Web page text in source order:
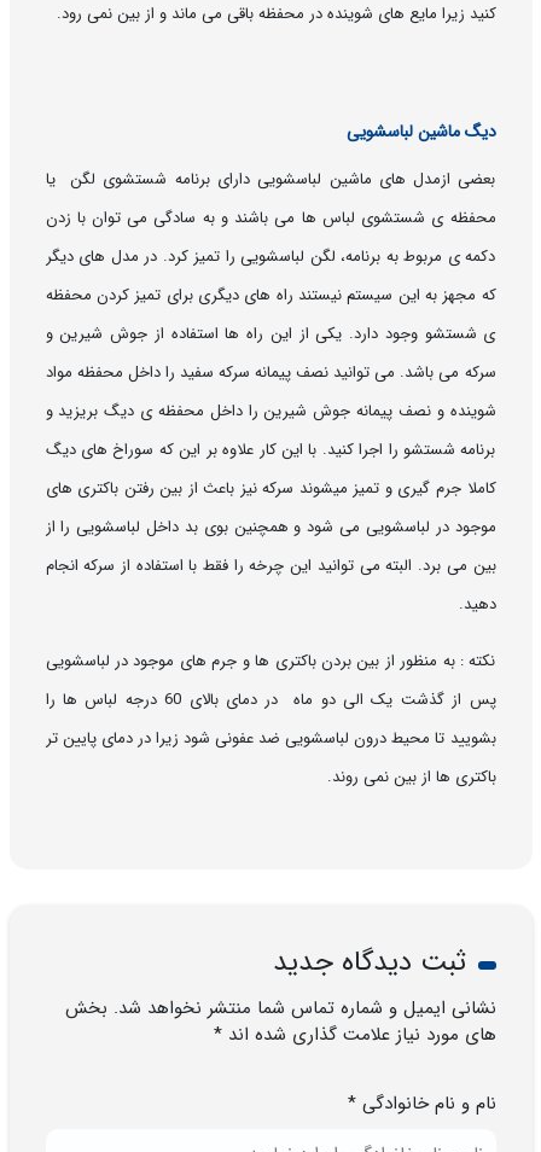
کنید زیرا مایع های شوینده در محفظه باقی می ماند و از بین نمی رود.
دیگ ماشین لباسشویی
بعضی ازمدل های ماشین لباسشویی دارای برنامه شستشوی لگن یا
محفظه ی شستشوی لباس ها می باشند و به سادگی می توان با زدن
دکمه ی مربوط به برنامه، لگن لباسشویی را تمیز کرد. در مدل های دیگر
که مجهز به این سیستم نیستند راه های دیگری برای تمیز کردن محفظه
ی شستشو وجود دارد. یکی از این راه ها استفاده از جوش شیرین و
سرکه می باشد. می توانید نصف پیمانه سرکه سفید را داخل محفظه مواد
شوینده و نصف پیمانه جوش شیرین را داخل محفظه ی دیگ بریزید و
برنامه شستشو را اجرا کنید. با این کار علاوه بر این که سوراخ های دیگ
کاملا جرم گیری و تمیز میشوند سرکه نیز باعث از بین رفتن باکتری های
موجود در لباسشویی می شود و همچنین بوی بد داخل لباسشویی را از
بین می برد. البته می توانید این چرخه را فقط با استفاده از سرکه انجام
دهید.
نکته : به منظور از بین بردن باکتری ها و جرم های موجود در لباسشویی
پس از گذشت یک الی دو ماه در دمای بالای 60 درجه لباس ها را
بشویید تا محیط درون لباسشویی ضد عفونی شود زیرا در دمای پایین تر
باکتری ها از بین نمی روند.
ثبت دیدگاه جدید
نشانی ایمیل و شماره تماس شما منتشر نخواهد شد. بخش
های مورد نیاز علامت گذاری شده اند *
نام و نام خانوادگی *